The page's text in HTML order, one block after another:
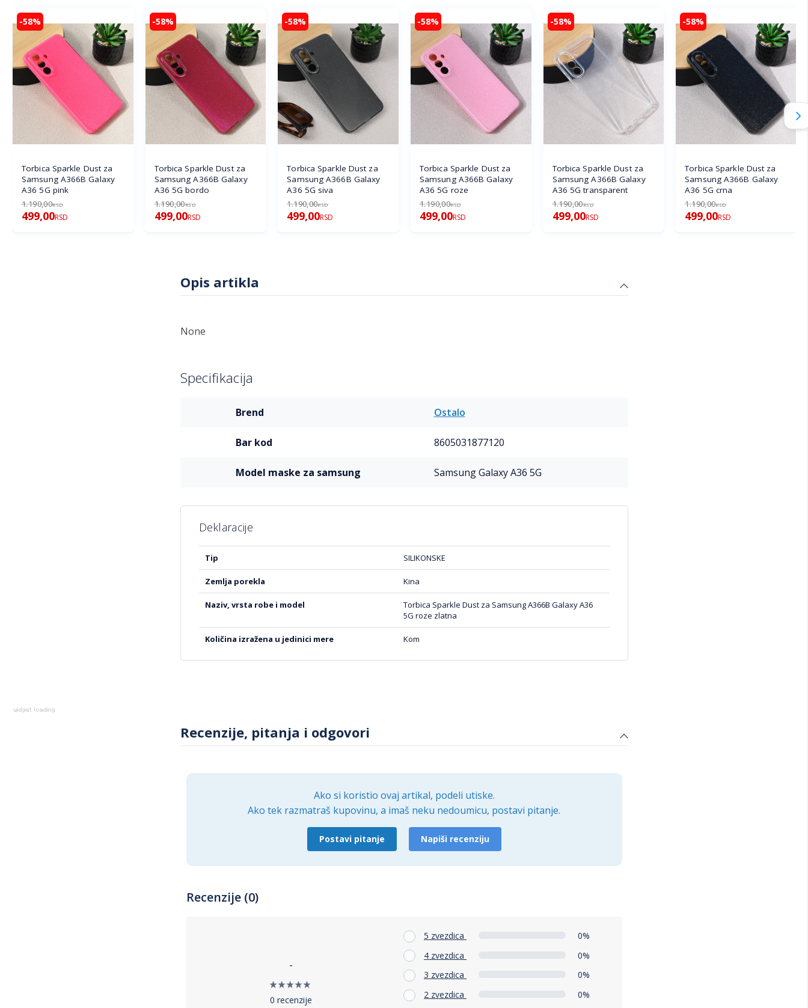
-58%
Torbica Sparkle Dust za
Samsung A366B Galaxy
A36 5G pink
1.190,00RSD
499,00RSD
-58%
Torbica Sparkle Dust za
Samsung A366B Galaxy
A36 5G bordo
1.190,00RSD
499,00RSD
-58%
Torbica Sparkle Dust za
Samsung A366B Galaxy
A36 5G siva
1.190,00RSD
499,00RSD
-58%
Torbica Sparkle Dust za
Samsung A366B Galaxy
A36 5G roze
1.190,00RSD
499,00RSD
-58%
Torbica Sparkle Dust za
Samsung A366B Galaxy
A36 5G transparent
1.190,00RSD
499,00RSD
-58%
Torbica Sparkle Dust za
Samsung A366B Galaxy
A36 5G crna
1.190,00RSD
499,00RSD
Opis artikla
None
Specifikacija
brend Ostalo
bar kod 8605031877120
model maske za samsung Samsung Galaxy A36 5G
Deklaracije
Više
informacija
tip SILIKONSKE
zemlja porekla Kina
naziv, vrsta robe i model
Torbica Sparkle Dust za Samsung A366B Galaxy A36
5G roze zlatna
količina izražena u jedinici mere Kom
Recenzije, pitanja i odgovori
Ako si koristio ovaj artikal, podeli utiske.
Ako tek razmatraš kupovinu, a imaš neku nedoumicu, postavi pitanje.
Postavi pitanje Napiši recenziju
Recenzije (0)
-
0 recenzije
5 zvezdica
0%
4 zvezdica
0%
3 zvezdica
0%
2 zvezdica
0%